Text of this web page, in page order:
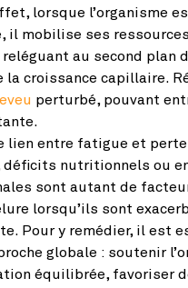
lorsque l’organisme
il mobilise ses
au second plan
la croissance capillaire.
perturbé, pouvant
lien entre fatigue et
nutritionnels ou
sont autant de
lorsqu’ils sont
Pour y remédier, il est
globale : soutenir
équilibrée, favoriser